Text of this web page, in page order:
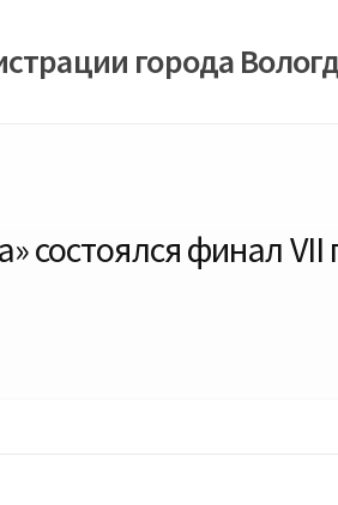
города
состоялся финал